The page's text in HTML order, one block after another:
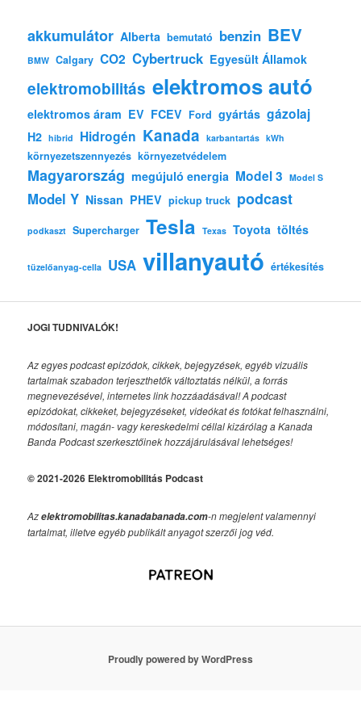
akkumulátor Alberta bemutató benzin BEV
BMW Calgary CO2 Cybertruck Egyesült Államok
elektromobilitás elektromos autó
elektromos áram EV FCEV Ford gyártás gázolaj
H2 hibrid Hidrogén Kanada karbantartás kWh
környezetszennyezés környezetvédelem
Magyarország megújuló energia Model 3 Model S
Model Y Nissan PHEV pickup truck podcast
podkaszt Supercharger Tesla Texas Toyota töltés
tüzelőanyag-cella USA villanyautó értékesítés
JOGI TUDNIVALÓK!
Az egyes podcast epizódok, cikkek, bejegyzések, egyéb vizuális
tartalmak szabadon terjeszthetők változtatás nélkül, a forrás
megnevezésével, internetes link hozzáadásával!A podcast
epizódokat, cikkeket, bejegyzéseket, videókat és fotókat felhasználni,
módosítani, magán- vagy kereskedelmi céllal kizárólag a Kanada
Banda Podcast szerkesztőinek hozzájárulásával lehetséges!
© 2021-2026 Elektromobilitás Podcast
Azelektromobilitas.kanadabanada.com-n megjelent valamennyi
tartalmat, illetve egyéb publikált anyagot szerzői jog véd.
Proudly powered by WordPress